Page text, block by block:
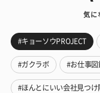
気に
#キョーソウPROJECT
#ガクラボ #お仕事図
#ほんとにいい会社見つけ